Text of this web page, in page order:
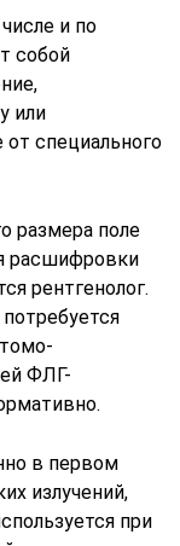
и по
собой
или
специального
размера поле
расшифровки
рентгенолог.
ФЛГ-
в первом
излучений,
при